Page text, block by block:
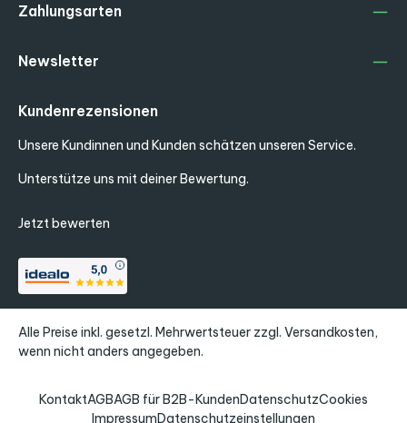
Zahlungsarten
Kundenrezensionen
Unsere Kundinnen und Kunden schätzen unseren Service.
Unterstütze uns mit deiner Bewertung.
Jetzt bewerten
Newsletter
Alle Preise inkl. gesetzl. Mehrwertsteuer zzgl. Versandkosten,
wenn nicht anders angegeben.
KontaktAGBAGB für B2B-KundenDatenschutzCookies
ImpressumDatenschutzeinstellungen